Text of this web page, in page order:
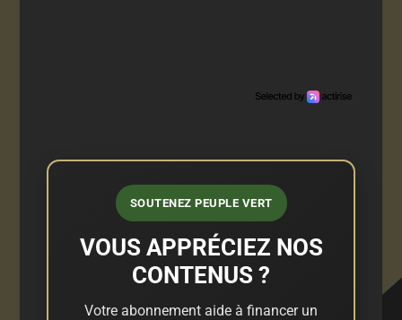
SOUTENEZ PEUPLE VERT
VOUS APPRÉCIEZ NOS
CONTENUS ?
Votre abonnement aide à financer un